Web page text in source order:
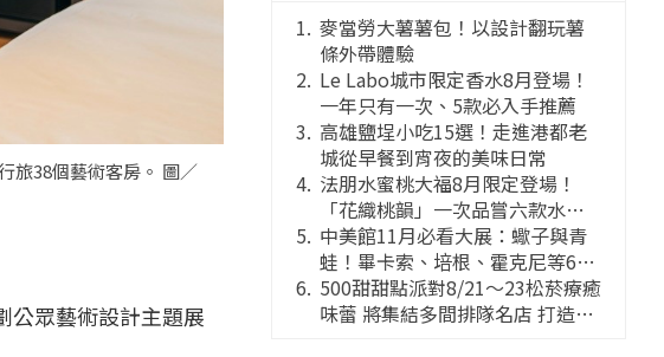
旅38個藝術客房。 圖／
公眾藝術設計主題展
麥當勞大薯薯包！以設計翻玩薯
條外帶體驗
Le Labo城市限定香水8月登場！
一年只有一次、5款必入手推薦
高雄鹽埕小吃15選！走進港都老
城從早餐到宵夜的美味日常
法朋水蜜桃大福8月限定登場！
「花織桃韻」一次品嘗六款水蜜
桃花果大福
中美館11月必看大展：蠍子與青
蛙！畢卡索、培根、霍克尼等66
件國巨典藏亮相
500甜甜點派對8/21～23松菸療癒
味蕾 將集結多間排隊名店 打造靈